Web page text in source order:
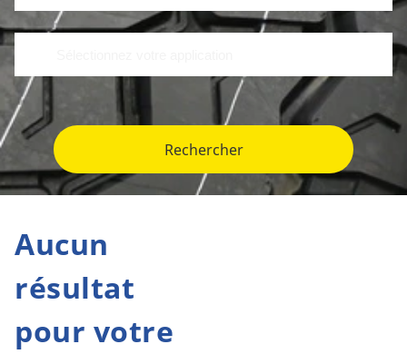
Rechercher
Aucun
résultat
pour votre